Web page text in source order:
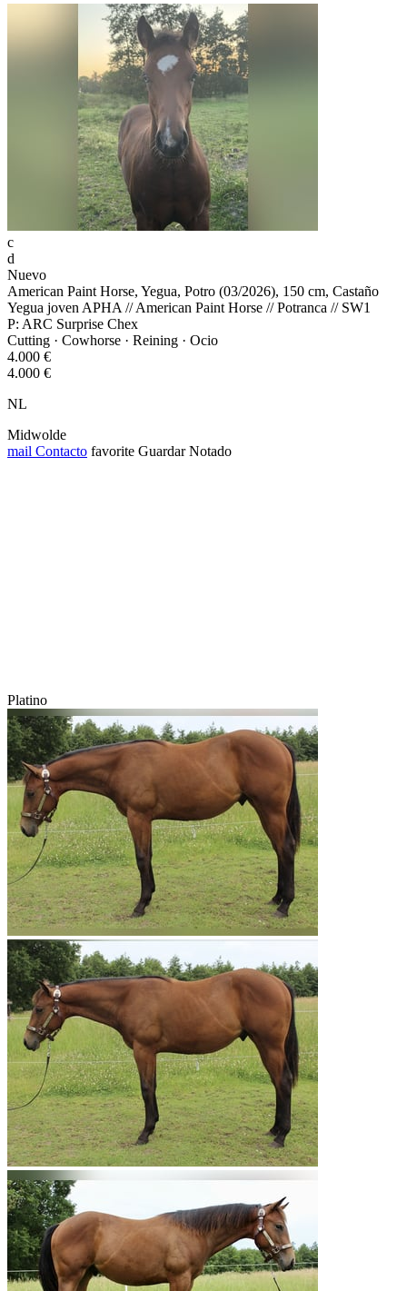
c
d
Nuevo
American Paint Horse, Yegua, Potro (03/2026), 150 cm, Castaño
Yegua joven APHA // American Paint Horse // Potranca // SW1
P: ARC Surprise Chex
Cutting · Cowhorse · Reining · Ocio
4.000 €
4.000 €
NL
Midwolde
mail Contacto favorite Guardar Notado
Platino